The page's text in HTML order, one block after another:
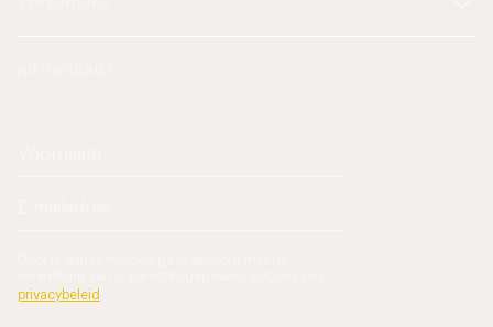
privacybeleid